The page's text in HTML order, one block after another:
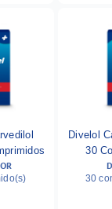
Divelol
30
30